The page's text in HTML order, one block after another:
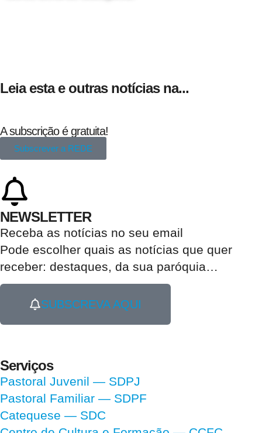
Leia esta e outras notícias na...
A subscrição é gratuita!
Subscrever a REDE
NEWSLETTER
Receba as notícias no seu email​
Pode escolher quais as notícias que quer
receber: destaques, da sua paróquia…
SUBSCREVA AQUI
Serviços
Pastoral Juvenil — SDPJ
Pastoral Familiar — SDPF
Catequese — SDC